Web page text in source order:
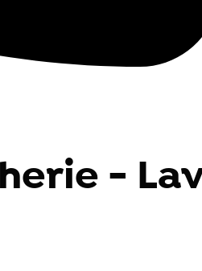
-